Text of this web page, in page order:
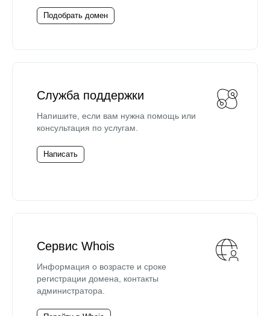
Подобрать домен
Служба поддержки
Напишите, если вам нужна помощь или
консультация по услугам.
Написать
Сервис Whois
Информация о возрасте и сроке
регистрации домена, контакты
администратора.